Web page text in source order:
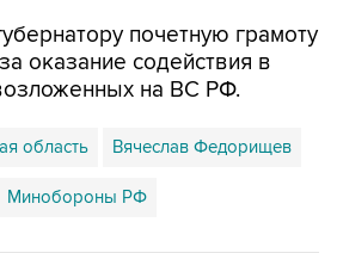
почетную грамоту
оказание содействия в
на ВС РФ.
область Вячеслав Федорищев
Минобороны РФ